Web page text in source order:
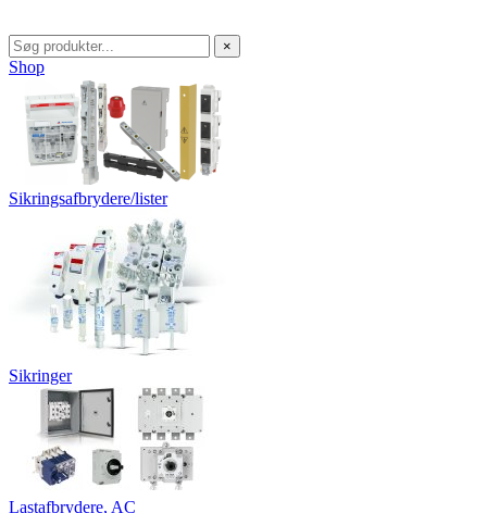
×
Shop
Sikringsafbrydere/lister
Sikringer
Lastafbrydere, AC